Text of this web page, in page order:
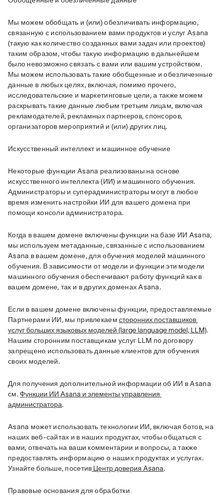
Мы можем обобщать и (или) обезличивать информацию,
связанную с использованием вами продуктов и услуг Asana
(такую как количество созданных вами задач или проектов)
таким образом, чтобы такую информацию в дальнейшем
было невозможно связать с вами или вашим устройством.
Мы можем использовать такие обобщенные и обезличенные
данные в любых целях, включая, помимо прочего,
исследовательские и маркетинговые цели, а также можем
раскрывать такие данные любым третьим лицам, включая
рекламодателей, рекламных партнеров, спонсоров,
организаторов мероприятий и (или) других лиц.
Искусственный интеллект и машинное обучение
Некоторые функции Asana реализованы на основе
искусственного интеллекта (ИИ) и машинного обучения.
Администраторы и суперадминистраторы могут в любое
время изменить настройки ИИ для вашего домена при
помощи консоли администратора.
Когда в вашем домене включены функции на базе ИИ Asana,
мы используем метаданные, связанные с использованием
Asana в вашем домене, для обучения моделей машинного
обучения. В зависимости от модели и функции эти модели
машинного обучения обеспечивают работу функций как в
вашем домене, так и в других доменах Asana.
Если в вашем домене включены функции, предоставляемые
Партнерами ИИ, мы привлекаем сторонних поставщиков
услуг больших языковых моделей (large language model, LLM).
Нашим сторонним поставщикам услуг LLM по договору
запрещено использовать данные клиентов для обучения
своих моделей.
Для получения дополнительной информации об ИИ в Asana
см. Функции ИИ Asana и элементы управления
администратора.
Asana может использовать технологии ИИ, включая ботов, на
наших веб-сайтах и в наших продуктах, чтобы общаться с
вами, отвечать на ваши комментарии и вопросы, а также
предоставлять информацию о наших продуктах и услугах.
Узнайте больше, посетив Центр доверия Asana.
Правовые основания для обработки